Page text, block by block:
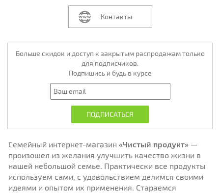
Контакты
Больше скидок и доступ к закрытым распродажам только
для подписчиков.
Подпишись и будь в курсе
Семейный интернет-магазин «Чистый продукт» —
произошел из желания улучшить качество жизни в
нашей небольшой семье. Практически все продукты
используем сами, с удовольствием делимся своими
идеями и опытом их применения. Стараемся